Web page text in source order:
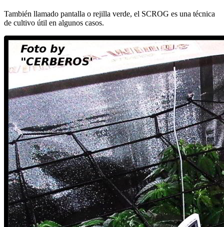
También llamado pantalla o rejilla verde, el SCROG es una técnica
de cultivo útil en algunos casos.